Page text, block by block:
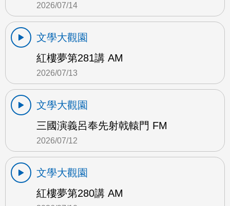
2026/07/14
文學大觀園
紅樓夢第281講 AM
2026/07/13
文學大觀園
三國演義呂奉先射戟轅門 FM
2026/07/12
文學大觀園
紅樓夢第280講 AM